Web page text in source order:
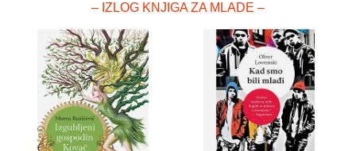
– IZLOG KNJIGA ZA MLADE –